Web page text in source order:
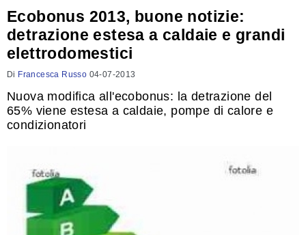
Ecobonus 2013, buone notizie:
detrazione estesa a caldaie e grandi
elettrodomestici
Di Francesca Russo 04-07-2013
Nuova modifica all'ecobonus: la detrazione del
65% viene estesa a caldaie, pompe di calore e
condizionatori